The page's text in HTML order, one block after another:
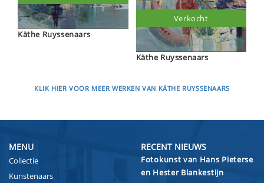
Käthe Ruyssenaars
Käthe Ruyssenaars
Verkocht
KLIK HIER VOOR MEER WERKEN VAN KÄTHE RUYSSENAARS
MENU
Collectie
Kunstenaars
RECENT NIEUWS
Fotokunst van Hans Pieterse
en Hester Blankestijn